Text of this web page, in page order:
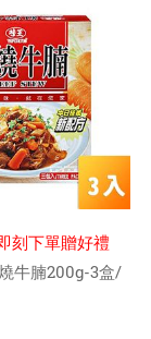
刻下單贈好禮
牛腩200g-3盒/